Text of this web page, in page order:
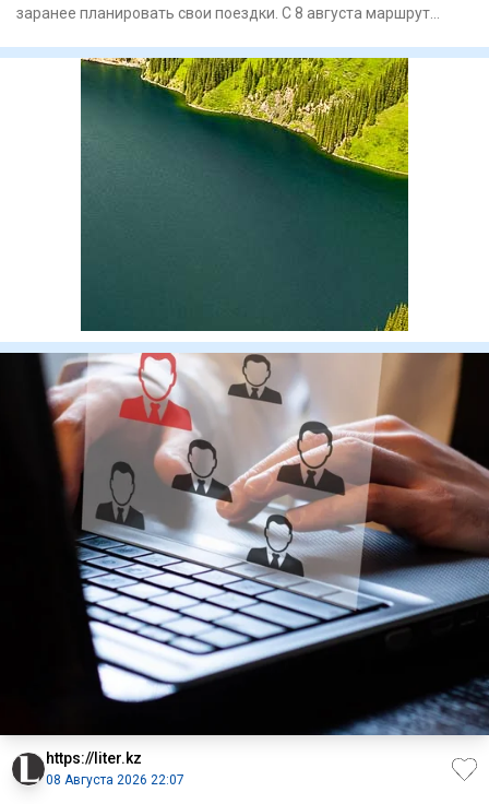
заранее планировать свои поездки. С 8 августа маршрут
https://liter.kz
08 Августа 2026 22:07